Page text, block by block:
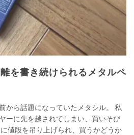
を書き続けられるメタルペ
から話題になっていたメタシル。 私
ーに先を越されてしまい、買いそび
値段を吊り上げられ、買うかどうか